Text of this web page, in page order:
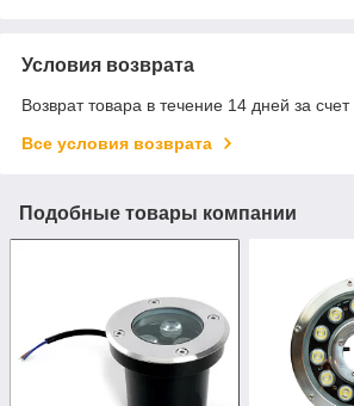
Условия возврата
Возврат товара в течение 14 дней за счет
Все условия возврата
Подобные товары компании